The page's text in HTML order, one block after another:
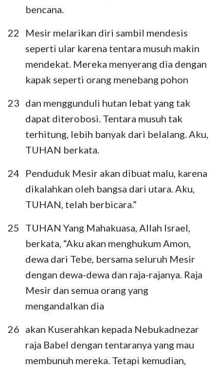
bencana.
22
Mesir melarikan diri sambil mendesis
seperti ular karena tentara musuh makin
mendekat. Mereka menyerang dia dengan
kapak seperti orang menebang pohon
23 dan menggunduli hutan lebat yang tak
dapat diterobosi. Tentara musuh tak
terhitung, lebih banyak dari belalang. Aku,
TUHAN berkata.
24
Penduduk Mesir akan dibuat malu, karena
dikalahkan oleh bangsa dari utara. Aku,
TUHAN, telah berbicara.”
25
TUHAN Yang Mahakuasa, Allah Israel,
berkata, “Aku akan menghukum Amon,
dewa dari Tebe, bersama seluruh Mesir
dengan dewa-dewa dan raja-rajanya. Raja
Mesir dan semua orang yang
mengandalkan dia
26 akan Kuserahkan kepada Nebukadnezar
raja Babel dengan tentaranya yang mau
membunuh mereka. Tetapi kemudian,